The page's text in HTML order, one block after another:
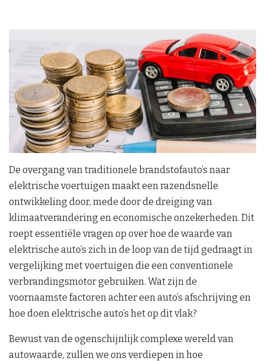
De overgang van traditionele brandstofauto’s naar
elektrische voertuigen maakt een razendsnelle
ontwikkeling door, mede door de dreiging van
klimaatverandering en economische onzekerheden. Dit
roept essentiële vragen op over hoe de waarde van
elektrische auto’s zich in de loop van de tijd gedraagt in
vergelijking met voertuigen die een conventionele
verbrandingsmotor gebruiken. Wat zijn de
voornaamste factoren achter een auto’s afschrijving en
hoe doen elektrische auto’s het op dit vlak?
Bewust van de ogenschijnlijk complexe wereld van
autowaarde, zullen we ons verdiepen in hoe